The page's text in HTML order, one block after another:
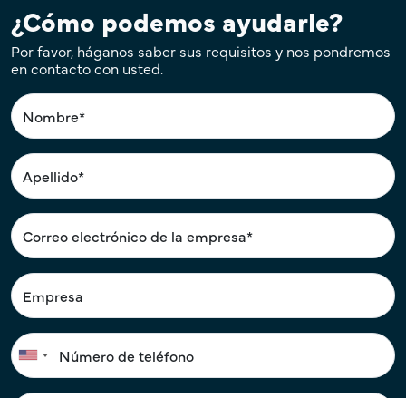
¿Cómo podemos ayudarle?
Por favor, háganos saber sus requisitos y nos pondremos
en contacto con usted.